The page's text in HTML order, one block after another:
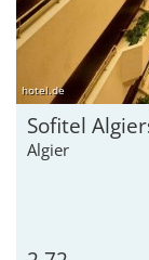
hotel.de
Sofitel
Algier